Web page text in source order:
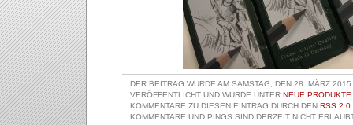
DER BEITRAG WURDE AM SAMSTAG, DEN 28. MÄRZ
VERÖFFENTLICHT UND WURDE UNTER NEUE PRODUKTE
KOMMENTARE ZU DIESEN EINTRAG DURCH DEN RSS 2.0
KOMMENTARE UND PINGS SIND DERZEIT NICHT